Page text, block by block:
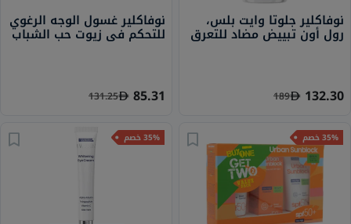
نوفاكلير جلوتا وايت بلس،
رول أون تبييض مضاد للتعرق
50 مل
132.30
189
نوفاكلير غسول الوجه الرغوي
للتحكم في زيوت حب الشباب
للبشرة الدهنية والمعرضة
85.31
131.25
35% خصم 35% خصم